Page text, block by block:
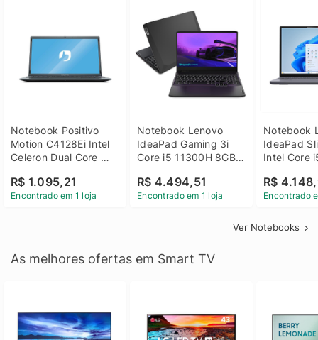
Notebook Positivo
Motion C4128Ei Intel
Celeron Dual Core
Linux 14 - 3002181
R$ 1.095,21
Encontrado em 1 loja
Notebook Lenovo
IdeaPad Gaming 3i
Core i5 11300H 8GB
GTX 1650 4GB 15.6
FHD Linux - Preto
R$ 4.494,51
Encontrado em 1 loja
Notebook
IdeaPad
Intel Core
SSD Win
R$
Encontrado
Ver Notebooks
As melhores ofertas em Smart TV